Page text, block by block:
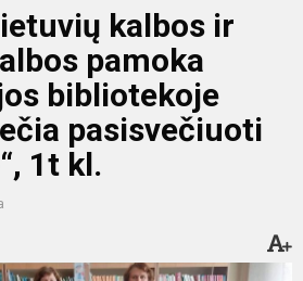
kalbos ir
pamoka
bibliotekoje
pasisvečiuoti
1t kl.